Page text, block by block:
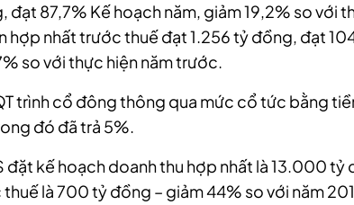
đạt 87,7% Kế hoạch năm, giảm 19,2% so với
hợp nhất trước thuế đạt 1.256 tỷ đồng, đạt
so với thực hiện năm trước.
trình cổ đông thông qua mức cổ tức bằng
đó đã trả 5%.
đặt kế hoạch doanh thu hợp nhất là 13.000 tỷ
là 700 tỷ đồng – giảm 44% so với năm